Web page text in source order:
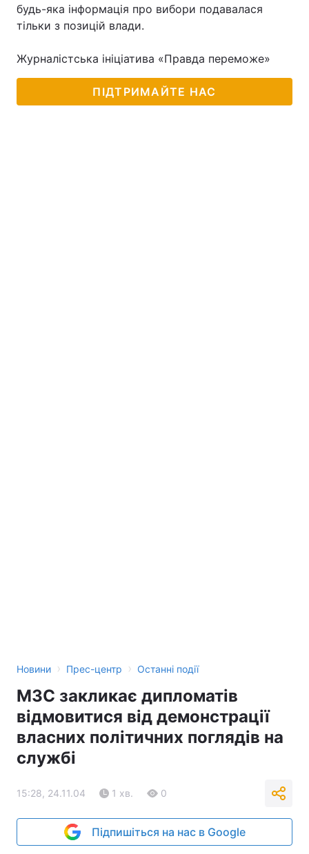
Здоров'я Туризм
Лонгріди
будь-яка інформація про вибори подавалася
тільки з позицій влади.
Журналістська ініціатива «Правда переможе»
ПІДТРИМАЙТЕ НАС
Новини › Прес-центр › Останні події
МЗС закликає дипломатів
відмовитися від демонстрації
власних політичних поглядів на
службі
15:28, 24.11.04 1 хв. 0
Підпишіться на нас в Google